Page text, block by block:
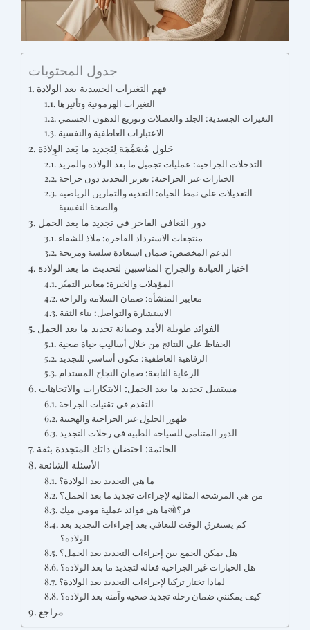
جدول المحتويات
فهم التغيرات الجسدية بعد الولادة
التغيرات الهرمونية وتأثيرها
التغيرات الجسدية: الجلد والعضلات وتوزيع الدهون الجسمي
الاعتبارات العاطفية والنفسية
حَلول مُصَمَّمَة لِتَجديد ما بَعد الوِلادَة
التدخلات الجراحية: عمليات تجميل ما بعد الولادة والمزيد
الخيارات غير الجراحية: تعزيز التجديد دون جراحة
التعديلات على نمط الحياة: التغذية والتمارين الرياضية
والصحة النفسية
دور التعافي الفاخر في تجديد ما بعد الحمل
منتجعات الاسترداد الفاخرة: ملاذ للشفاء
الدعم المخصص: ضمان استعادة سلسة ومريحة
اختيار العيادة والجراح المناسبين لتحديث ما بعد الولادة
المؤهلات والخبرة: معايير التميّز
معايير المنشأة: ضمان السلامة والراحة
الاستشارة والتواصل: بناء الثقة
الفوائد طويلة الأمد وصيانة تجديد ما بعد الحمل
الحفاظ على النتائج من خلال أساليب حياة صحية
الرفاهية العاطفية: مكون أساسي للتجديد
الرعاية التابعة: ضمان النجاح المستدام
مستقبل تجديد ما بعد الحمل: الابتكارات والاتجاهات
التقدم في تقنيات الجراحة
ظهور الحلول غير الجراحية والهجينة
الدور المتنامي للسياحة الطبية في رحلات التجديد
الخاتمة: احتضان ذاتك المتجددة بثقة
الأسئلة الشائعة
ما هي التجديد بعد الولادة؟
من هي المرشحة المثالية لإجراءات تجديد ما بعد الحمل؟
ما هي فوائد عملية مومي ميكओفر؟
كم يستغرق الوقت للتعافي بعد إجراءات التجديد بعد
الولادة؟
هل يمكن الجمع بين إجراءات التجديد بعد الحمل؟
هل الخيارات غير الجراحية فعالة لتجديد ما بعد الولادة؟
لماذا تختار تركيا لإجراءات التجديد بعد الولادة؟
كيف يمكنني ضمان رحلة تجديد صحية وآمنة بعد الولادة؟
مراجع